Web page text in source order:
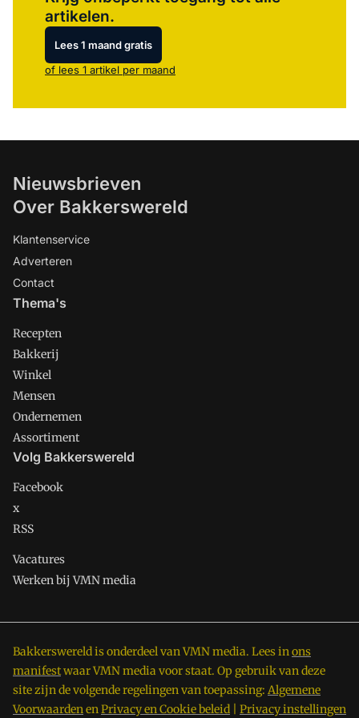
artikelen.
Lees 1 maand gratis
of lees 1 artikel per maand
Nieuwsbrieven
Over Bakkerswereld
Klantenservice
Adverteren
Contact
Thema's
Recepten
Bakkerij
Winkel
Mensen
Ondernemen
Assortiment
Volg Bakkerswereld
Facebook
x
RSS
Vacatures
Werken bij VMN media
Bakkerswereld is onderdeel van VMN media. Lees inons
manifestwaar VMN media voor staat. Op gebruik van deze
site zijn de volgende regelingen van toepassing: Algemene
VoorwaardenenPrivacy en Cookie beleid Privacy instellingen